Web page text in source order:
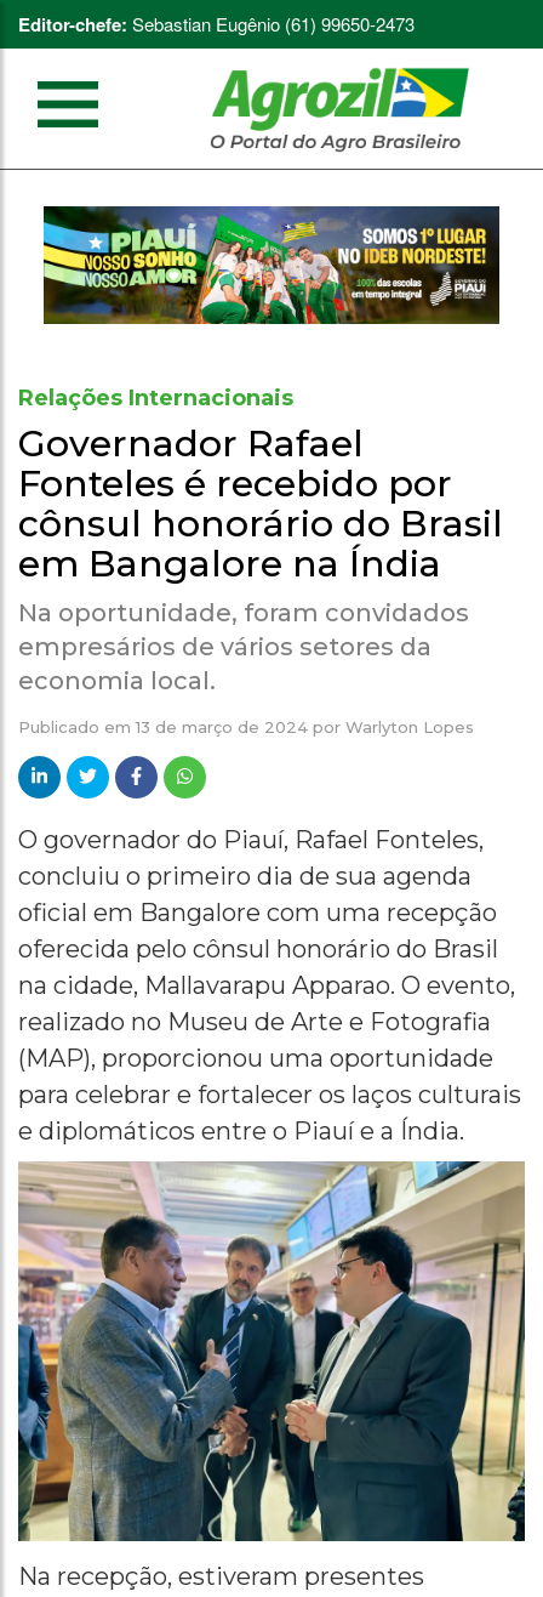
Editor-chefe: Sebastian Eugênio (61) 99650-2473
Relações Internacionais
Governador Rafael
Fonteles é recebido por
cônsul honorário do Brasil
em Bangalore na Índia
Na oportunidade, foram convidados
empresários de vários setores da
economia local.
Publicado em13 de março de 2024 por Warlyton Lopes
O governador do Piauí, Rafael Fonteles,
concluiu o primeiro dia de sua agenda
oficial em Bangalore com uma recepção
oferecida pelo cônsul honorário do Brasil
na cidade, Mallavarapu Apparao. O evento,
realizado no Museu de Arte e Fotografia
(MAP), proporcionou uma oportunidade
para celebrar e fortalecer os laços culturais
e diplomáticos entre o Piauí e a Índia.
Na recepção, estiveram presentes